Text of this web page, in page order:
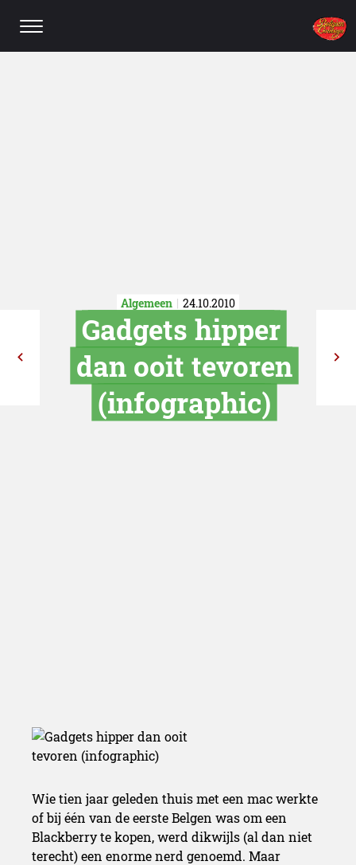
Algemeen 24.10.2010
Wie tien jaar geleden thuis met een mac werkte
of bij één van de eerste Belgen was om een
Blackberry te kopen, werd dikwijls (al dan niet
terecht) een enorme nerd genoemd. Maar